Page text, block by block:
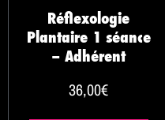
Réflexologie
Plantaire 1 séance
– Adhérent
36,00€